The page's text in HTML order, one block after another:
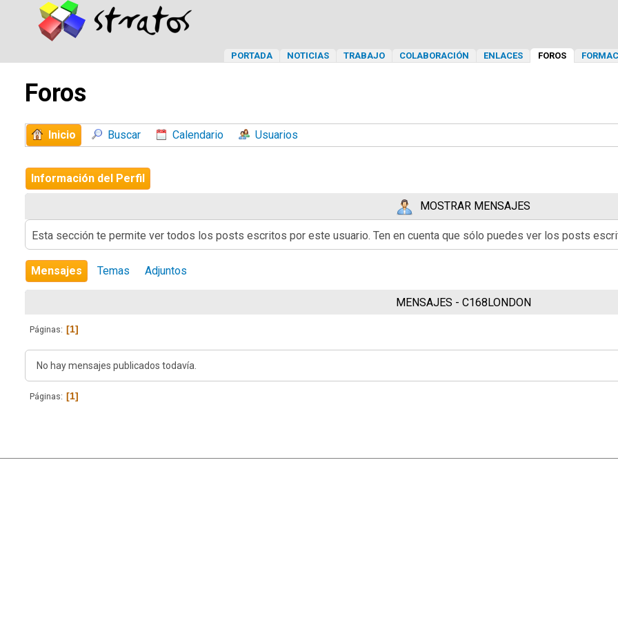
PORTADA NOTICIAS TRABAJO COLABORACIÓN ENLACES FOROS
Foros
Inicio Buscar Calendario Usuarios
Información del Perfil
MOSTRAR MENSAJES
Esta sección te permite ver todos los posts escritos por este usuario. Ten en cuenta que sólo puedes ver los posts
Mensajes Temas Adjuntos
MENSAJES - C168LONDON
Páginas 1
No hay mensajes publicados todavía.
Páginas 1